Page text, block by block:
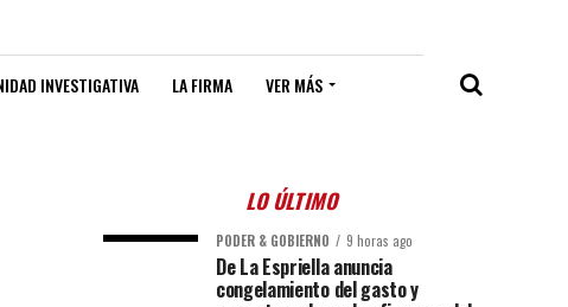
INVESTIGATIVA LA FIRMA VER MÁS
LO ÚLTIMO
PODER & GOBIERNO 9 horas ago
De La Espriella anuncia
congelamiento del gasto y